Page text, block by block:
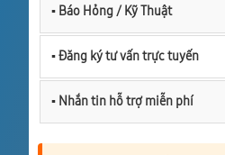
▪︎ Báo Hỏng / Kỹ Thuật
▪︎ Đăng ký tư vấn trực tuyến
▪︎ Nhắn tin hỗ trợ miễn phí